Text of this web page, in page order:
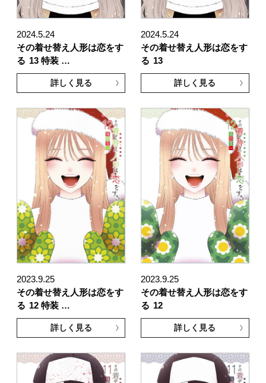
2024.5.24
その着せ替え人形は恋をす
る 13 特装 …
詳しく見る
2024.5.24
その着せ替え人形は恋をす
る 13
詳しく見る
2023.9.25
その着せ替え人形は恋をす
る 12 特装 …
詳しく見る
2023.9.25
その着せ替え人形は恋をす
る 12
詳しく見る